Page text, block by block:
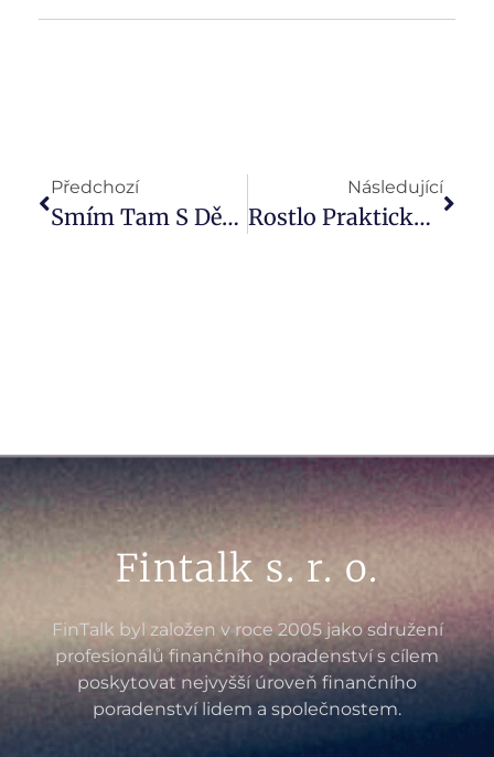
Předchozí
Smím Tam S Dětmi? Do Světa Financí Určitě. A Čím Dříve, Tím Lépe
Následující
Rostlo Prakticky Vše (Videokomentář: Týden 23)
Fintalk s. r. o.
FinTalk byl založen v roce 2005 jako sdružení
profesionálů finančního poradenství s cílem
poskytovat nejvyšší úroveň finančního
poradenství lidem a společnostem.